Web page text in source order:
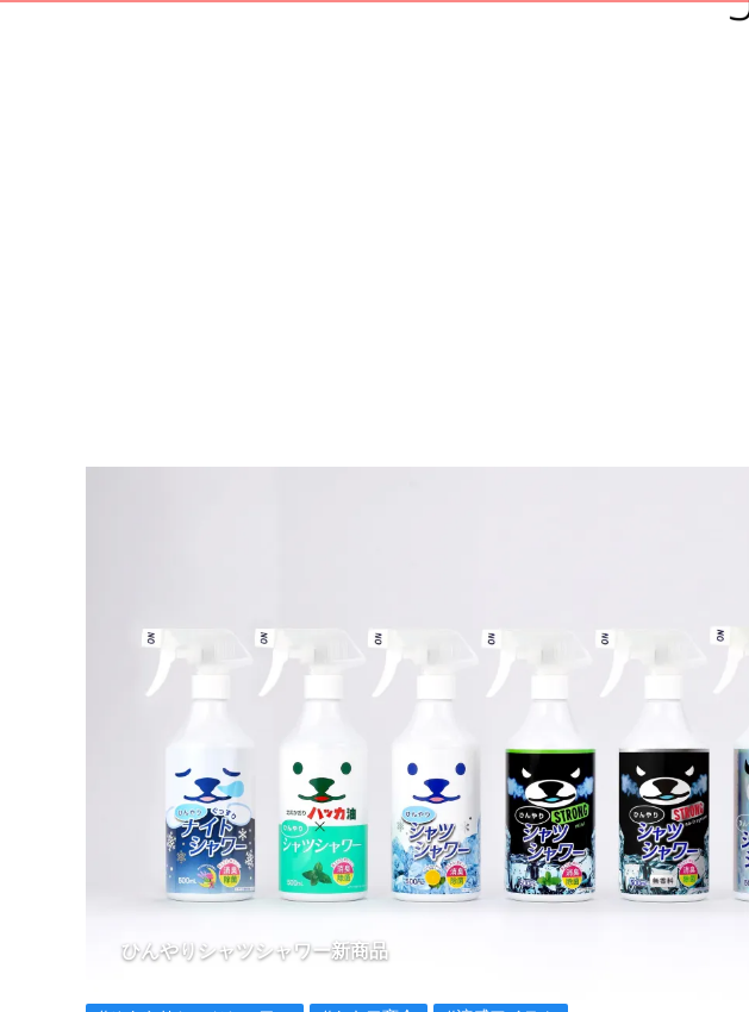
ひんやりシャツシャワー新商品